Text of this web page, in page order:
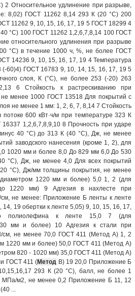
Относительное удлинение при разрыве,
8,02) ГОСТ 11262 8,14 293 К (20 °С) 200
11262 9, 10, 15, 16, 17, 19 5 ГОСТ 18299 4
°С) 100 ГОСТ 11262 1,2,6,7,8,14 100 ГОСТ
относительного удлинения при разрыве
°С) в течение 1000 ч, %, не более ГОСТ
14236 9, 10, 15, 16, 17, 19 4 Температура
60)4) ГОСТ 16783 9, 10, 14, 15, 16, 17, 19 5
слоя, К (°С), не более 253 (-20) 263
6 Стойкость к растрескиванию при
менее 1000 ГОСТ 13518 Для покрытий с
не менее 1 мм: 1, 2, 6, 7, 8,14 7 Стойкость
600 кВт·ч/м при температуре 323 К
1,2,6,7,8,9,10 8 Прочность при ударе
40 °С) до 313 К (40 °С), Дж, не менее
заводского нанесения (кроме 1, 2), для
1020 мм и более 8,0 До 829 мм 6,0 До 530
°С), Дж, не менее 4,0 Для всех покрытий
°С), Дж/мм толщины покрытия, не менее
1220 мм и более) 5,0 1, 2 (для
1220 мм) 9 Адгезия в нахлесте при
не менее: Приложение Б ленты к ленте
19 обертки к ленте 5,05) 9, 10, 15, 16, 17,
полиолефина к ленте 15,0 7 (для
мм и более) 10 Адгезия к стали при
см, не менее 70,0 ГОСТ 411 (Метод А) 1, 2
1220 мм и более) 50,0 ГОСТ 411 (Метод A)
820 - 1020 мм) 35,0 ГОСТ 411 (Метод A)
ГОСТ 411 (Метод В) 19 20,0 Приложение Б
293 К (20 °С), балл, не более 1
м2, не менее 0,2 Приложение Б 11, 12
...